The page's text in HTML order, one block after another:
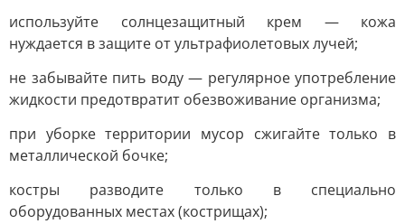
используйте солнцезащитный крем — кожа
нуждается в защите от ультрафиолетовых лучей;
не забывайте пить воду — регулярное употребление
жидкости предотвратит обезвоживание организма;
при уборке территории мусор сжигайте только в
металлической бочке;
костры разводите только в специально
оборудованных местах (кострищах);